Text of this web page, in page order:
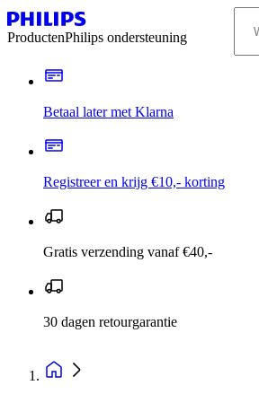
ProductenPhilips ondersteuning
Betaal later met Klarna
Registreer en krijg €10,- korting
Gratis verzending vanaf €40,-
30 dagen retourgarantie